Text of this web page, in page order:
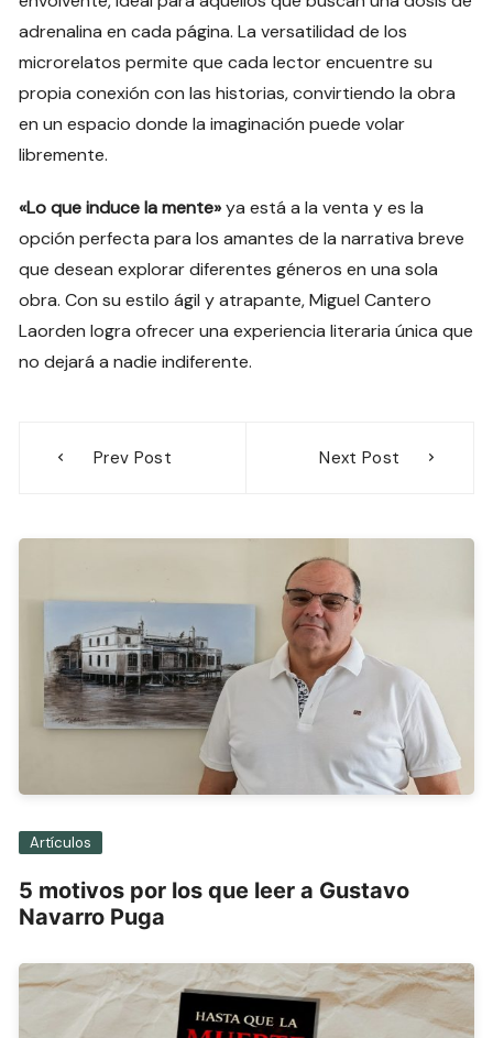
adrenalina en cada página. La versatilidad de los
microrelatos permite que cada lector encuentre su
propia conexión con las historias, convirtiendo la obra
en un espacio donde la imaginación puede volar
libremente.
«Lo que induce la mente»ya está a la venta y es la
opción perfecta para los amantes de la narrativa breve
que desean explorar diferentes géneros en una sola
obra. Con su estilo ágil y atrapante, Miguel Cantero
Laorden logra ofrecer una experiencia literaria única que
no dejará a nadie indiferente.
Prev Post Next Post
Artículos
5 motivos por los que leer a Gustavo
Navarro Puga